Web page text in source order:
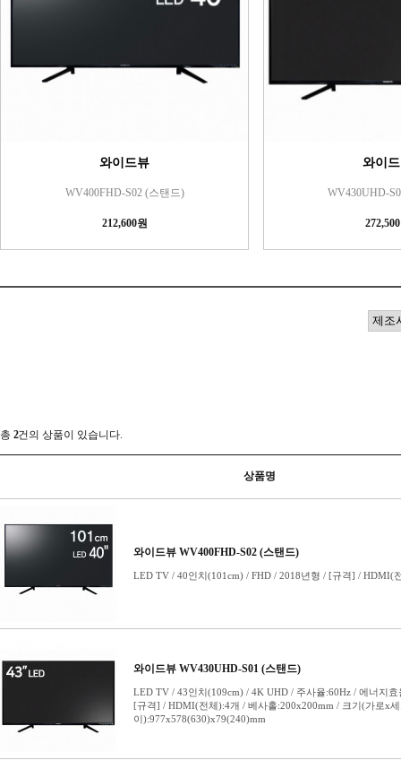
와이드뷰
WV400FHD-S02 (스탠드)
212,600원
와이
WV430UHD-